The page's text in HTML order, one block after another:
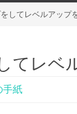
してレベルアップ
てレベ
手紙